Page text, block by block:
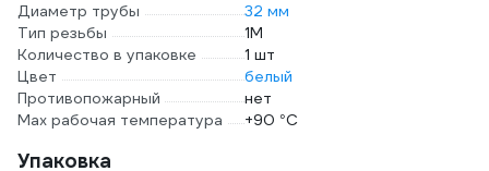
Диаметр трубы
32 мм
Тип резьбы
1M
Количество в упаковке
1 шт
Цвет
белый
Противопожарный
нет
Max рабочая температура
+90 °С
Упаковка